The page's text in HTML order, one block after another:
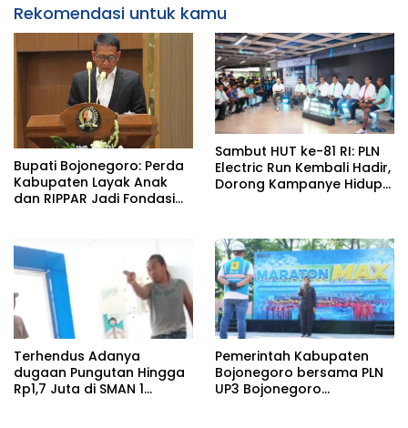
Rekomendasi untuk kamu
Bupati Bojonegoro: Perda
Kabupaten Layak Anak
dan RIPPAR Jadi Fondasi
Sambut HUT ke-81 RI: PLN
Electric Run Kembali Hadir,
Dorong Kampanye Hidup
Terhendus Adanya
dugaan Pungutan Hingga
Rp1,7 Juta di SMAN 1
Pemerintah Kabupaten
Bojonegoro bersama PLN
UP3 Bojonegoro